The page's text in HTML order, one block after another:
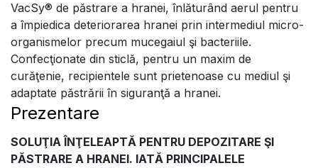
VacSy® de păstrare a hranei, înlăturând aerul pentru
a împiedica deteriorarea hranei prin intermediul micro-
organismelor precum mucegaiul şi bacteriile.
Confecţionate din sticlă, pentru un maxim de
curăţenie, recipientele sunt prietenoase cu mediul şi
adaptate păstrării în siguranţă a hranei.
Prezentare
SOLUŢIA ÎNŢELEAPTĂ PENTRU DEPOZITARE ŞI
PĂSTRARE A HRANEI. IATĂ PRINCIPALELE